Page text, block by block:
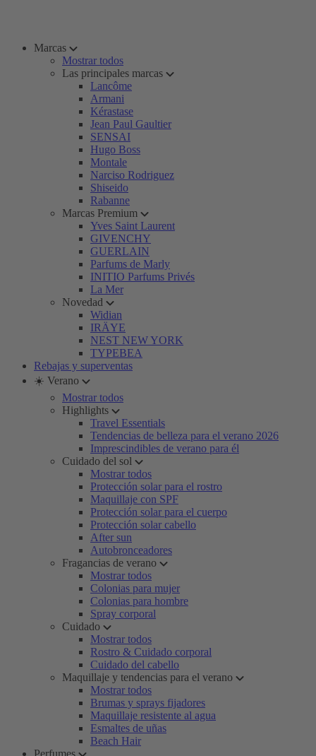
Marcas
Mostrar todos
Las principales marcas
Lancôme
Armani
Kérastase
Jean Paul Gaultier
SENSAI
Hugo Boss
Montale
Narciso Rodriguez
Shiseido
Rabanne
Marcas Premium
Yves Saint Laurent
GIVENCHY
GUERLAIN
Parfums de Marly
INITIO Parfums Privés
La Mer
Novedad
Widian
IRÄYE
NEST NEW YORK
TYPEBEA
Rebajas y superventas
☀️ Verano
Mostrar todos
Highlights
Travel Essentials
Tendencias de belleza para el verano 2026
Imprescindibles de verano para él
Cuidado del sol
Mostrar todos
Protección solar para el rostro
Maquillaje con SPF
Protección solar para el cuerpo
Protección solar cabello
After sun
Autobronceadores
Fragancias de verano
Mostrar todos
Colonias para mujer
Colonias para hombre
Spray corporal
Cuidado
Mostrar todos
Rostro & Cuidado corporal
Cuidado del cabello
Maquillaje y tendencias para el verano
Mostrar todos
Brumas y sprays fijadores
Maquillaje resistente al agua
Esmaltes de uñas
Beach Hair
Perfumes